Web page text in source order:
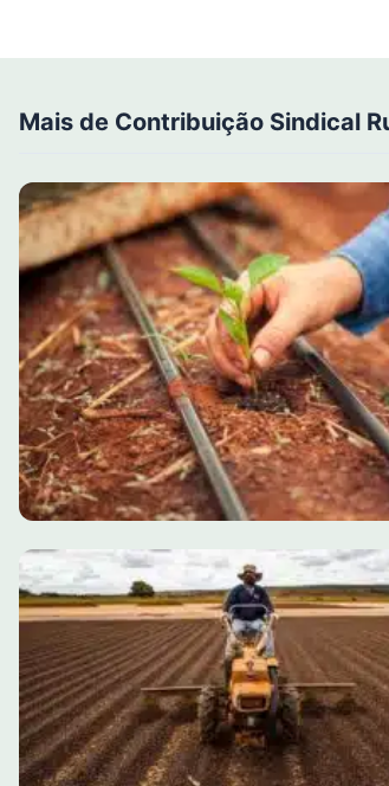
Mais de Contribuição Sindical